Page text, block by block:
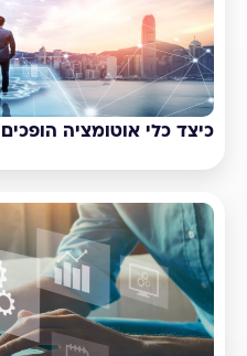
כיצד כלי אוטומציה הופכים